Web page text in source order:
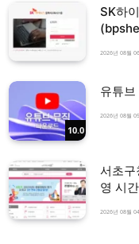
SK하
2026년 08월
10.0
유튜
2026년 08월
서초구
영 시
2026년 08월